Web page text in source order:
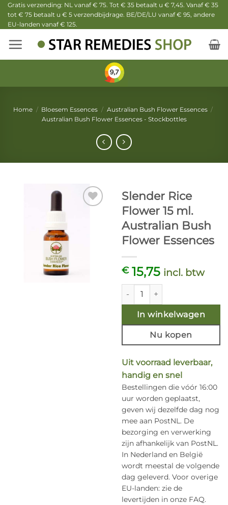
Ga
naar
inhoud
Gratis verzending: NL vanaf € 75. Tot € 35 betaalt u € 7,45. Vanaf € 35
tot € 75 betaalt u € 5 verzendbijdrage. BE/DE/LU vanaf € 95, andere
EU-landen vanaf € 125.
Home / Bloesem Essences / Australian Bush Flower Essences /
Australian Bush Flower Essences - Stockbottles
Slender Rice
Flower 15 ml.
Australian Bush
Flower Essences
€15,75 incl. btw
Slender Rice Flower 15 ml.
In winkelwagen
Nu kopen
Uit voorraad leverbaar,
handig en snel
Bestellingen die vóór 16:00
uur worden geplaatst,
geven wij dezelfde dag nog
mee aan PostNL. De
bezorging en verwerking
zijn afhankelijk van PostNL.
In Nederland en België
wordt meestal de volgende
dag geleverd. Voor overige
EU-landen: zie de
levertijden in onze FAQ.